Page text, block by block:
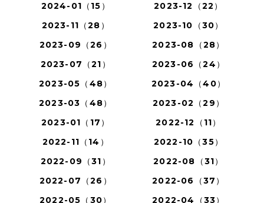
2024-01（15）
2023-12（22）
2023-11（28）
2023-10（30）
2023-09（26）
2023-08（28）
2023-07（21）
2023-06（24）
2023-05（48）
2023-04（40）
2023-03（48）
2023-02（29）
2023-01（17）
2022-12（11）
2022-11（14）
2022-10（35）
2022-09（31）
2022-08（31）
2022-07（26）
2022-06（37）
2022-05（30）
2022-04（33）